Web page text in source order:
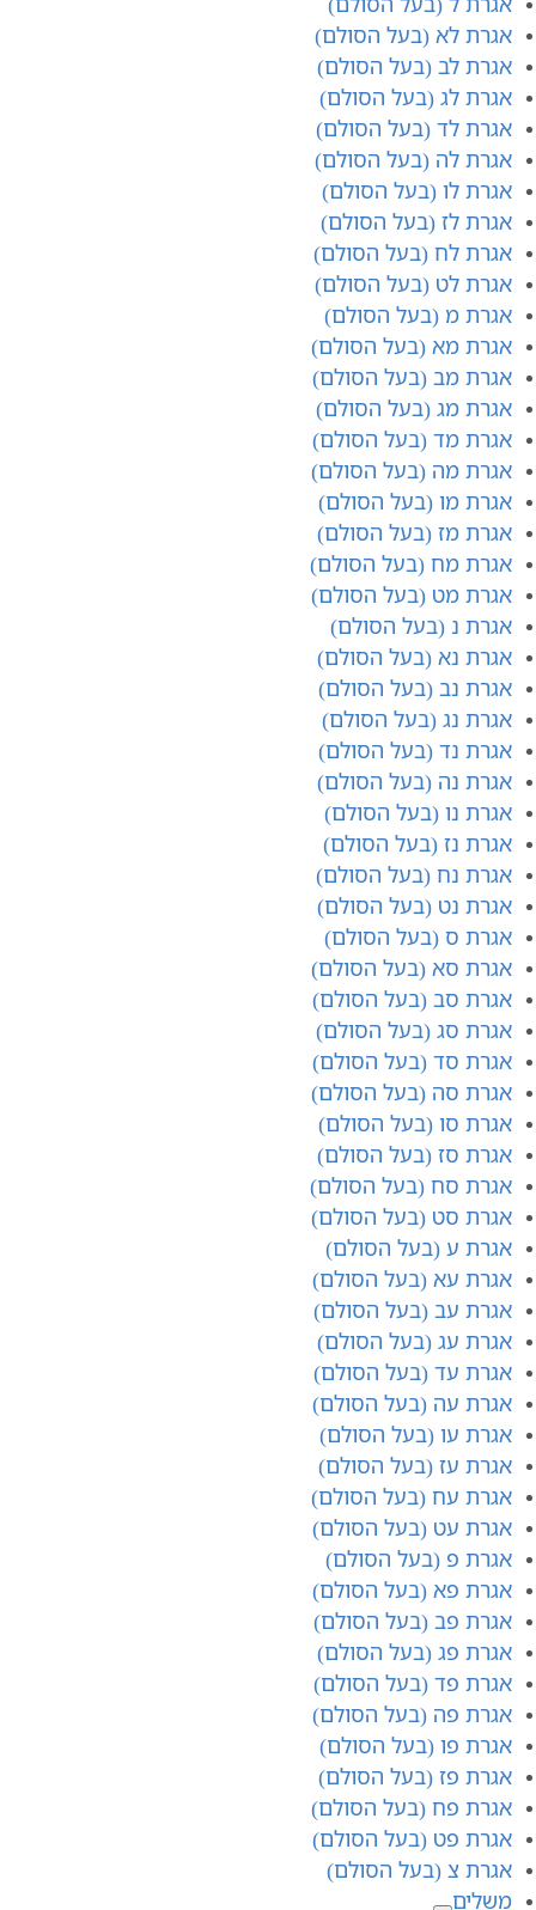
אגרת לא (בעל הסולם)
אגרת לב (בעל הסולם)
אגרת לג (בעל הסולם)
אגרת לד (בעל הסולם)
אגרת לה (בעל הסולם)
אגרת לו (בעל הסולם)
אגרת לז (בעל הסולם)
אגרת לח (בעל הסולם)
אגרת לט (בעל הסולם)
אגרת מ (בעל הסולם)
אגרת מא (בעל הסולם)
אגרת מב (בעל הסולם)
אגרת מג (בעל הסולם)
אגרת מד (בעל הסולם)
אגרת מה (בעל הסולם)
אגרת מו (בעל הסולם)
אגרת מז (בעל הסולם)
אגרת מח (בעל הסולם)
אגרת מט (בעל הסולם)
אגרת נ (בעל הסולם)
אגרת נא (בעל הסולם)
אגרת נב (בעל הסולם)
אגרת נג (בעל הסולם)
אגרת נד (בעל הסולם)
אגרת נ​ה (בעל הסולם)
אגרת נ​ו (בעל הסולם)
אגרת נ​ז (בעל הסולם)
אגרת נ​ח (בעל הסולם)
אגרת נ​ט (בעל הסולם)
אגרת ס (בעל הסולם)
אגרת ס​א (בעל הסולם)
אגרת סב (בעל הסולם)
אגרת סג (בעל הסולם)
אגרת סד (בעל הסולם)
אגרת סה (בעל הסולם)
אגרת סו (בעל הסולם)
אגרת סז (בעל הסולם)
אגרת סח (בעל הסולם)
אגרת סט (בעל הסולם)
אגרת ע (בעל הסולם)
אגרת עא (בעל הסולם)
אגרת עב (בעל הסולם)
אגרת עג (בעל הסולם)
אגרת עד (בעל הסולם)
אגרת עה (בעל הסולם)
אגרת עו (בעל הסולם)
אגרת עז (בעל הסולם)
אגרת עח (בעל הסולם)
אגרת עט (בעל הסולם)
אגרת פ (בעל הסולם)
אגרת פא (בעל הסולם)
אגרת פב (בעל הסולם)
אגרת פג (בעל הסולם)
אגרת פד (בעל הסולם)
אגרת פה (בעל הסולם)
אגרת פו (בעל הסולם)
אגרת פז (בעל הסולם)
אגרת פח (בעל הסולם)
אגרת פט (בעל הסולם)
אגרת צ (בעל הסולם)
משלים